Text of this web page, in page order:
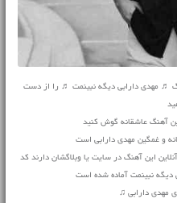
♬ مهدی دارابی دیگه نبینمت ♬ را از دست
آهنگ عاشقانه گوش کنید
و غمگین مهدی دارابی است
این آهنگ در سایت یا وبلاگشان دارند کد
دیگه نبینمت آماده شده است
مهدی دارابی ♫